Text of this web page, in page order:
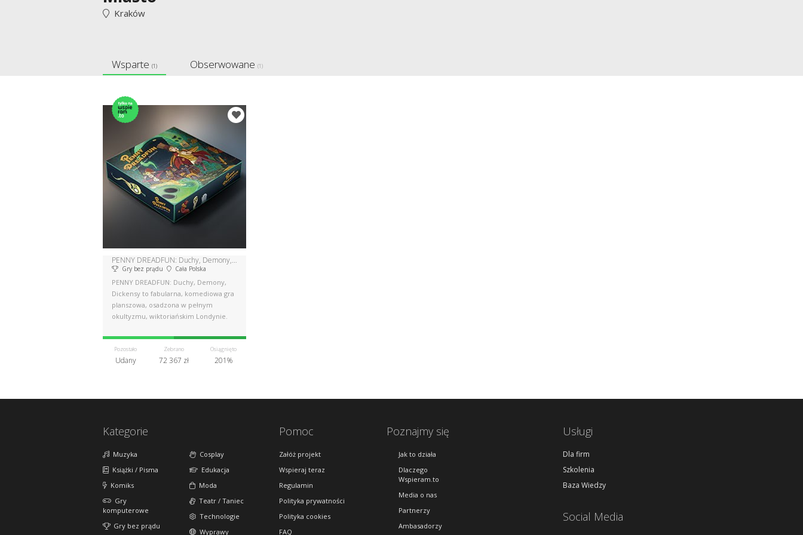
Kraków
Wsparte (1) Obserwowane (1)
PENNY DREADFUN: Duchy, Demony, Dickensy
Gry bez prądu Cała Polska
PENNY DREADFUN: Duchy, Demony,
Dickensy to fabularna, komediowa gra
planszowa, osadzona w pełnym
okultyzmu, wiktoriańskim Londynie.
Pozostało
Udany
Zebrano
72 367 zł
Osiągnięto
201%
Kategorie
Muzyka
Książki / Pisma
Komiks
Gry
komputerowe
Gry bez prądu
Cosplay
Edukacja
Moda
Teatr / Taniec
Technologie
Wyprawy
Pomoc
Załóż projekt
Wspieraj teraz
Regulamin
Polityka prywatności
Polityka cookies
FAQ
Poznajmy się
Jak to działa
Dlaczego
Wspieram.to
Media o nas
Partnerzy
Ambasadorzy
Usługi
Dla firm
Szkolenia
Baza Wiedzy
Social Media